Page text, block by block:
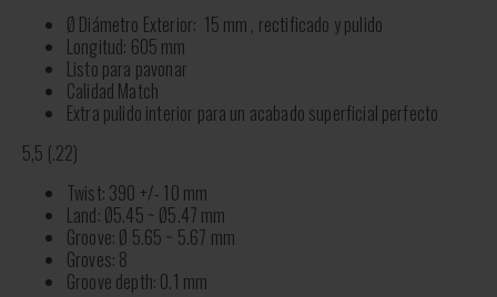
Ø Diámetro Exterior: 15 mm , rectificado y pulido
Longitud: 605 mm
Listo para pavonar
Calidad Match
Extra pulido interior para un acabado superficial perfecto
5,5 (.22)
Twist: 390 +/- 10 mm
Land: Ø5.45 ~ Ø5.47 mm
Groove: Ø 5.65 ~ 5.67 mm
Groves: 8
Groove depth: 0.1 mm